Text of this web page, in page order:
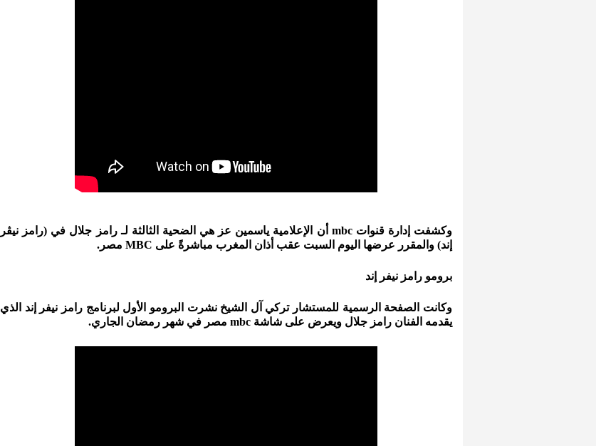
وكشفت إدارة قنوات mbc أن الإعلامية ياسمين عز هي الضحية الثالثة لـ رامز جلال في (رامز نيڤر
إند) والمقرر عرضها اليوم السبت عقب أذان المغرب مباشرةً على MBC مصر.
برومو رامز نيفر إند
وكانت الصفحة الرسمية للمستشار تركي آل الشيخ نشرت البرومو الأول لبرنامج رامز نيفر إند الذي
يقدمه الفنان رامز جلال ويعرض على شاشة mbc مصر في شهر رمضان الجاري.